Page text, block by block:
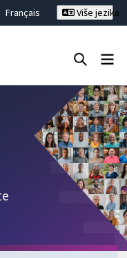
Français
Više jezika
Close search ✖